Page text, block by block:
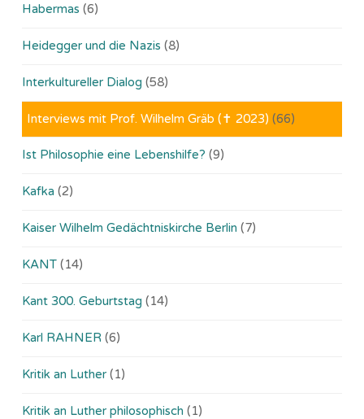
Habermas (6)
Heidegger und die Nazis (8)
Interkultureller Dialog (58)
Interviews mit Prof. Wilhelm Gräb (✝ 2023) (66)
Ist Philosophie eine Lebenshilfe? (9)
Kafka (2)
Kaiser Wilhelm Gedächtniskirche Berlin (7)
KANT (14)
Kant 300. Geburtstag (14)
Karl RAHNER (6)
Kritik an Luther (1)
Kritik an Luther philosophisch (1)